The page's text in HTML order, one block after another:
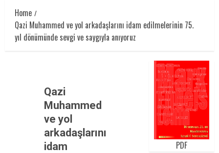
Home
Qazi Muhammed ve yol arkadaşlarını idam edilmelerinin 75.
yıl dönümünde sevgi ve saygıyla anıyoruz
Qazi
Muhammed
ve yol
arkadaşlarını
idam
PDF